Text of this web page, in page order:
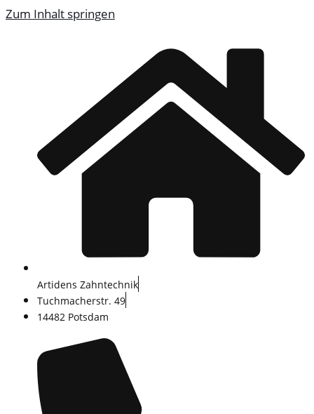
Zum Inhalt springen
Artidens Zahntechnik
Tuchmacherstr. 49
14482 Potsdam